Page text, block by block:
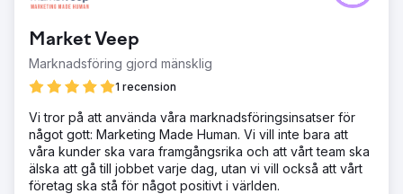
Market Veep
Marknadsföring gjord mänsklig
1 recension
Vi tror på att använda våra marknadsföringsinsatser för
något gott: Marketing Made Human. Vi vill inte bara att
våra kunder ska vara framgångsrika och att vårt team ska
älska att gå till jobbet varje dag, utan vi vill också att vårt
företag ska stå för något positivt i världen.